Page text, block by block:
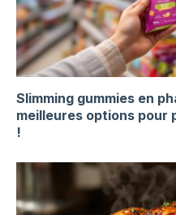
Slimming gummies en
meilleures options pour
!